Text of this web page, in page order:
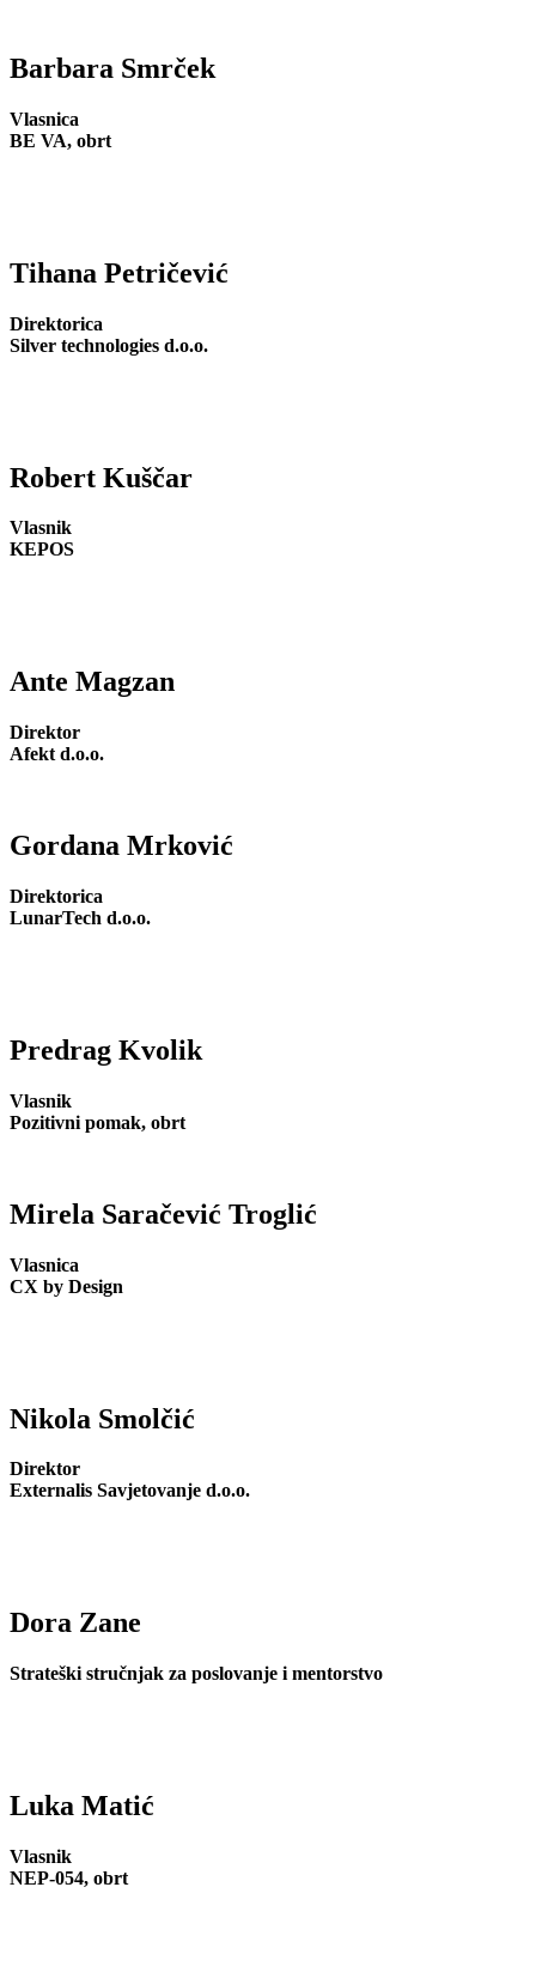
Barbara Smrček
Vlasnica
BE VA, obrt
Tihana Petričević
Direktorica
Silver technologies d.o.o.
Robert Kuščar
Vlasnik
KEPOS
Ante Magzan
Direktor
Afekt d.o.o.
Gordana Mrković
Direktorica
LunarTech d.o.o.
Predrag Kvolik
Vlasnik
Pozitivni pomak, obrt
Mirela Saračević Troglić
Vlasnica
CX by Design
Nikola Smolčić
Direktor
Externalis Savjetovanje d.o.o.
Dora Zane
Strateški stručnjak za poslovanje i mentorstvo
Luka Matić
Vlasnik
NEP-054, obrt